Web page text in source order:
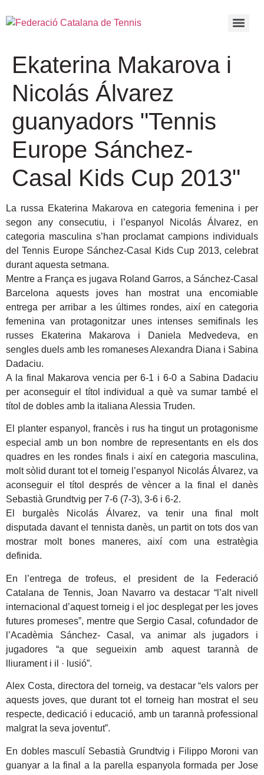
Ekaterina Makarova i
Nicolás Álvarez
guanyadors "Tennis
Europe Sánchez-
Casal Kids Cup 2013"
La russa Ekaterina Makarova en categoria femenina i per
segon any consecutiu, i l’espanyol Nicolás Álvarez, en
categoria masculina s’han proclamat campions individuals
del Tennis Europe Sánchez-Casal Kids Cup 2013, celebrat
durant aquesta setmana.
Mentre a França es jugava Roland Garros, a Sánchez-Casal
Barcelona aquests joves han mostrat una encomiable
entrega per arribar a les últimes rondes, així en categoria
femenina van protagonitzar unes intenses semifinals les
russes Ekaterina Makarova i Daniela Medvedeva, en
sengles duels amb les romaneses Alexandra Diana i Sabina
Dadaciu.
A la final Makarova vencia per 6-1 i 6-0 a Sabina Dadaciu
per aconseguir el títol individual a què va sumar també el
títol de dobles amb la italiana Alessia Truden.
El planter espanyol, francès i rus ha tingut un protagonisme
especial amb un bon nombre de representants en els dos
quadres en les rondes finals i així en categoria masculina,
molt sòlid durant tot el torneig l’espanyol Nicolás Álvarez, va
aconseguir el títol després de vèncer a la final el danès
Sebastià Grundtvig per 7-6 (7-3), 3-6 i 6-2.
El burgalès Nicolás Álvarez, va tenir una final molt
disputada davant el tennista danès, un partit on tots dos van
mostrar molt bones maneres, així com una estratègia
definida.
En l’entrega de trofeus, el president de la Federació
Catalana de Tennis, Joan Navarro va destacar “l’alt nivell
internacional d’aquest torneig i el joc desplegat per les joves
futures promeses”, mentre que Sergio Casal, cofundador de
l’Acadèmia Sánchez- Casal, va animar als jugadors i
jugadores “a que segueixin amb aquest tarannà de
lliurament i il · lusió”.
Alex Costa, directora del torneig, va destacar “els valors per
aquests joves, que durant tot el torneig han mostrat el seu
respecte, dedicació i educació, amb un tarannà professional
malgrat la seva joventut”.
En dobles masculí Sebastià Grundtvig i Filippo Moroni van
guanyar a la final a la parella espanyola formada per Jose